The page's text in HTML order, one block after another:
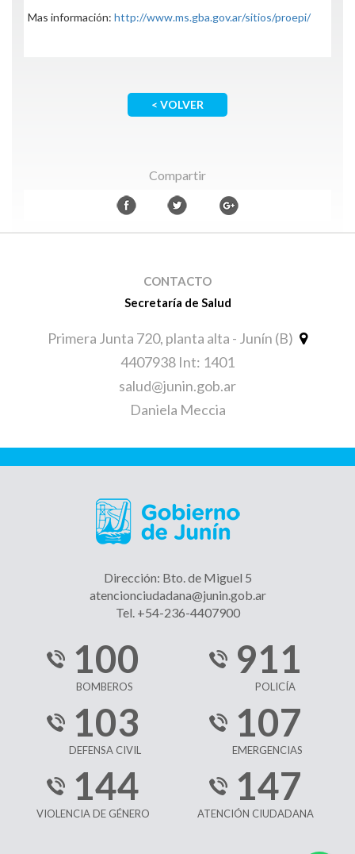
Mas información: http://www.ms.gba.gov.ar/sitios/proepi/
< VOLVER
Compartir
CONTACTO
Secretaría de Salud
Primera Junta 720, planta alta - Junín (B)
4407938 Int: 1401
salud@junin.gob.ar
Daniela Meccia
Dirección: Bto. de Miguel 5
atencionciudadana@junin.gob.ar
Tel. +54-236-4407900
100
BOMBEROS
911
POLICÍA
103
DEFENSA CIVIL
107
EMERGENCIAS
144
VIOLENCIA DE GÉNERO
147
ATENCIÓN CIUDADANA